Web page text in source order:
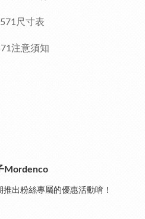
Mordenco
出粉絲專屬的優惠活動唷！